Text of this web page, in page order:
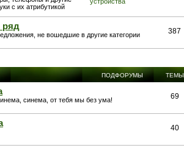
с их атрибутикой
не вошедшие в другие категории 387
ПОДФОРУМЫ ТЕМЫ
синема, от тебя мы без ума! 69
40